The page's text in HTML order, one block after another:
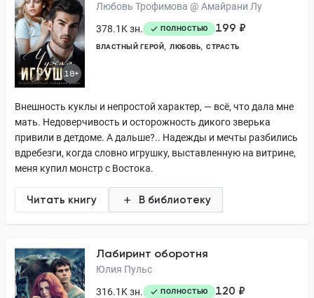
18+
Любовь Трофимова @ Амайрани Лу
378.1K зн.
ПОЛНОСТЬЮ 199 ₽
ВЛАСТНЫЙ ГЕРОЙ ЛЮБОВЬ СТРАСТЬ
Внешность куклы и непростой характер, — всё, что дала мне
мать. Недоверчивость и осторожность дикого зверька
привили в детдоме. А дальше?.. Надежды и мечты разбились
вдребезги, когда словно игрушку, выставленную на витрине,
меня купил монстр с Востока.
Читать книгу В библиотеку
Лабиринт оборотня
Юлия Пульс
316.1K зн.
ПОЛНОСТЬЮ 120 ₽